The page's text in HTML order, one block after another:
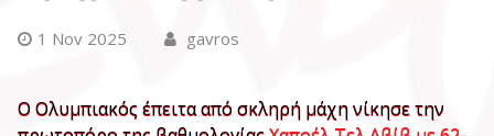
1 Nov 2025 gavros
Ο Ολυμπιακός έπειτα από σκληρή μάχη νίκησε την